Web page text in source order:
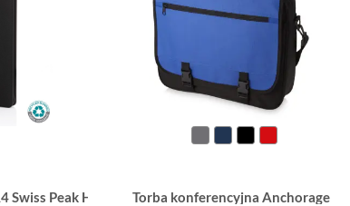
Swiss Peak Heritage, notatnik, PU z recyklingu
Torba konferencyjna Anchorage